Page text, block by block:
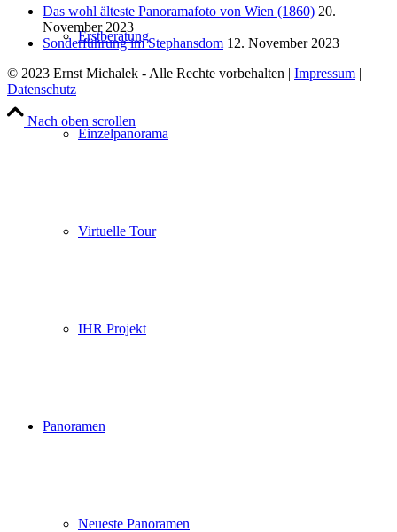
Erstberatung
Einzelpanorama
Virtuelle Tour
IHR Projekt
Panoramen
Neueste Panoramen
Das wohl älteste Panoramafoto von Wien (1860) 20.
November 2023
Sonderführung im Stephansdom 12. November 2023
© 2023 Ernst Michalek - Alle Rechte vorbehalten | Impressum
Datenschutz
Nach oben scrollen